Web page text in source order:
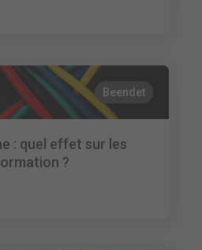
Beendet
: quel effet sur les
?